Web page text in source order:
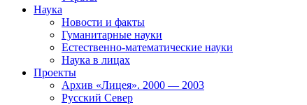
Наука
Новости и факты
Гуманитарные науки
Естественно-математические науки
Наука в лицах
Проекты
Архив «Лицея». 2000 — 2003
Русский Север